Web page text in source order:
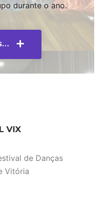
durante o ano.
VIX
de Danças
Vitória